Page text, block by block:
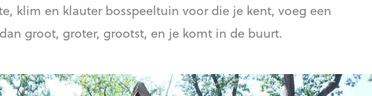
klim en klauter bosspeeltuin voor die je kent, voeg een
groot, groter, grootst, en je komt in de buurt.